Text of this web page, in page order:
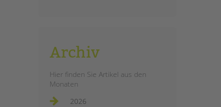
Archiv
Hier finden Sie Artikel aus den
Monaten
2026